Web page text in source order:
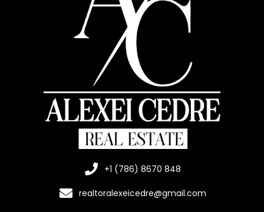
+1 (786) 8670 848
realtoralexeicedre@gmail.com